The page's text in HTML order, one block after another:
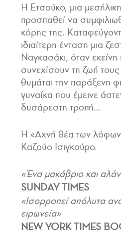
Η Ετσούκο, μια
προσπαθεί να
κόρης της.
ιδιαίτερη ένταση μια
Ναγκασάκι, όταν εκείνη
συνεχίσουν τη ζωή
θυμάται την παράξενη
γυναίκα που έμεινε
δυσάρεστη τροπή...
Η «Αχνή θέα των
Καζούο Ισιγκούρο.
«Ένα μακάβριο και
SUNDAY TIMES
«Iσορροπεί απόλυτα
ειρωνεία»
NEW YORK TIMES